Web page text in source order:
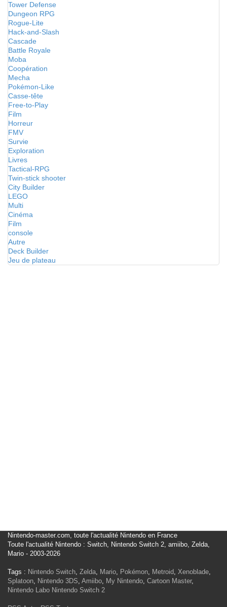
Tower Defense
Dungeon RPG
Rogue-Lite
Hack-and-Slash
Cascade
Battle Royale
Moba
Coopération
Mecha
Pokémon-Like
Casse-tête
Free-to-Play
Film
Horreur
FMV
Survie
Exploration
Livres
Tactical-RPG
Twin-stick shooter
City Builder
LEGO
Multi
Cinéma
Film
console
Autre
Deck Builder
Jeu de plateau
Nintendo-master.com, toute l'actualité Nintendo en France
Toute l'actualité Nintendo : Switch, Nintendo Switch 2, amiibo, Zelda,
Mario - 2003-2026
Tags : Nintendo Switch, Zelda, Mario, Pokémon, Metroid, Xenoblade,
Splatoon, Nintendo 3DS, Amiibo, My Nintendo, Cartoon Master,
Nintendo Labo Nintendo Switch 2